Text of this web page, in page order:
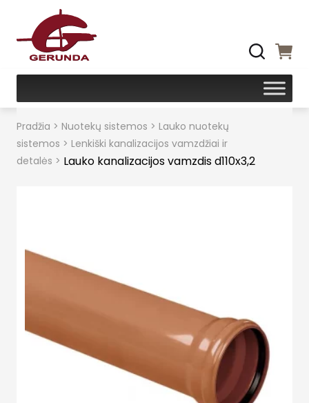
Pradžia > Nuotekų sistemos > Lauko nuotekų
sistemos > Lenkiški kanalizacijos vamzdžiai ir
detalės > Lauko kanalizacijos vamzdis d110x3,2